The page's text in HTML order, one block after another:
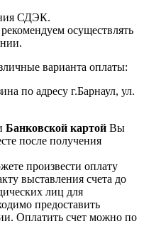
СДЭК.
осуществлять
варианта оплаты:
по адресу г.Барнаул, ул.
Банковской картой Вы
после получения
произвести оплату
выставления счета до
лиц для
предоставить
Оплатить счет можно по